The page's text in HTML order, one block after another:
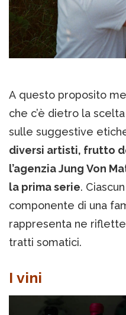
A questo proposito
che c’è dietro la
sulle suggestive
diversi artisti, frutto
l’agenzia Jung Von
la prima serie.
componente di una
rappresenta ne
tratti somatici.
I vini